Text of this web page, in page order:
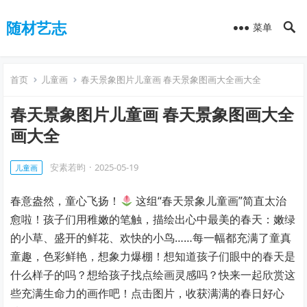
随材艺志 菜单
首页 儿童画 春天景象图片儿童画 春天景象图画大全画大全
春天景象图片儿童画 春天景象图画大全
画大全
儿童画 安素若昀 · 2025-05-19
春意盎然，童心飞扬！
这组“春天景象儿童画”简直太治
愈啦！孩子们用稚嫩的笔触，描绘出心中最美的春天：嫩绿
的小草、盛开的鲜花、欢快的小鸟……每一幅都充满了童真
童趣，色彩鲜艳，想象力爆棚！想知道孩子们眼中的春天是
什么样子的吗？想给孩子找点绘画灵感吗？快来一起欣赏这
些充满生命力的画作吧！点击图片，收获满满的春日好心